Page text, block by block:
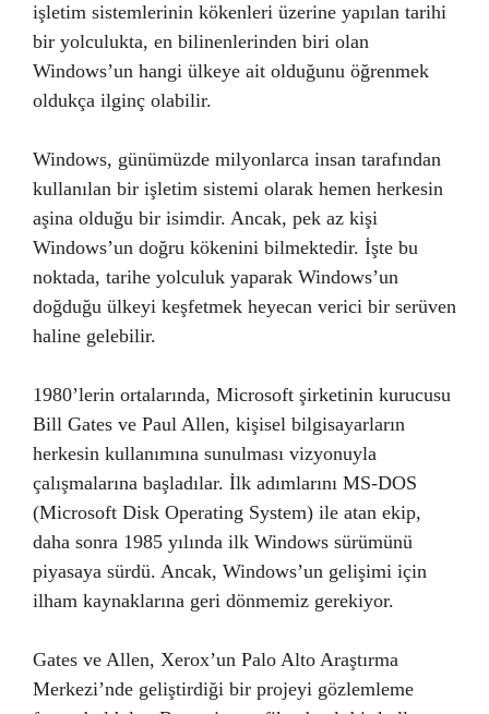
işletim sistemlerinin kökenleri üzerine yapılan tarihi
bir yolculukta, en bilinenlerinden biri olan
Windows’un hangi ülkeye ait olduğunu öğrenmek
oldukça ilginç olabilir.
Windows, günümüzde milyonlarca insan tarafından
kullanılan bir işletim sistemi olarak hemen herkesin
aşina olduğu bir isimdir. Ancak, pek az kişi
Windows’un doğru kökenini bilmektedir. İşte bu
noktada, tarihe yolculuk yaparak Windows’un
doğduğu ülkeyi keşfetmek heyecan verici bir serüven
haline gelebilir.
1980’lerin ortalarında, Microsoft şirketinin kurucusu
Bill Gates ve Paul Allen, kişisel bilgisayarların
herkesin kullanımına sunulması vizyonuyla
çalışmalarına başladılar. İlk adımlarını MS-DOS
(Microsoft Disk Operating System) ile atan ekip,
daha sonra 1985 yılında ilk Windows sürümünü
piyasaya sürdü. Ancak, Windows’un gelişimi için
ilham kaynaklarına geri dönmemiz gerekiyor.
Gates ve Allen, Xerox’un Palo Alto Araştırma
Merkezi’nde geliştirdiği bir projeyi gözlemleme